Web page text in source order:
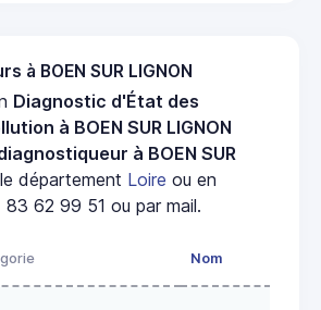
à BOEN SUR LIGNON
Diagnostic d'État des
à BOEN SUR LIGNON
à BOEN SUR
département Loire ou en
83 62 99 51 ou par mail.
Nom